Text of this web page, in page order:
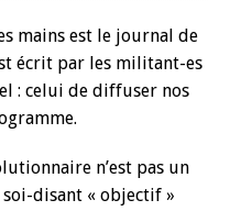
mains est le journal de
écrit par les militant-es
: celui de diffuser nos
n’est pas un
disant « objectif »